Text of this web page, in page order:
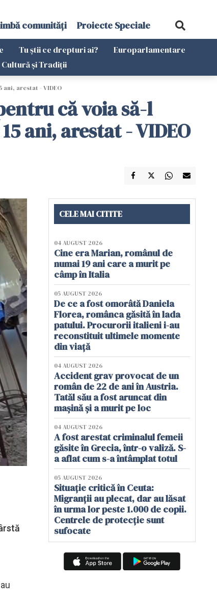
comunități Proiecte Speciale
Tu știi ce drepturi ai?
Europarlamentare
Cultură și Tradiții
arestat - VIDEO
că voia să-l
ani, arestat - VIDEO
CELE MAI CITITE
04 AUGUST 2026
Cine era Marian, românul de
numai 19 ani care a murit pe
câmp în Italia
05 AUGUST 2026
De ce a fost omorâtă Daniela
Florea, românca găsită în lada
patului. Procurorii italieni i-au
reconstituit ultimele momente
din viață
04 AUGUST 2026
Accident grav provocat de un
român de 22 de ani în Austria.
Tatăl său a fost aruncat din
mașină și a murit pe loc
04 AUGUST 2026
A fost arestat criminalul femeii
găsite în Grecia, într-o valiză. S-
a aflat cum s-a întâmplat totul
05 AUGUST 2026
Situație critică în Ceuta:
Migranții au plecat, dar au lăsat
în urma lor peste 1.000 de copii.
Centrele de protecție sunt
sufocate